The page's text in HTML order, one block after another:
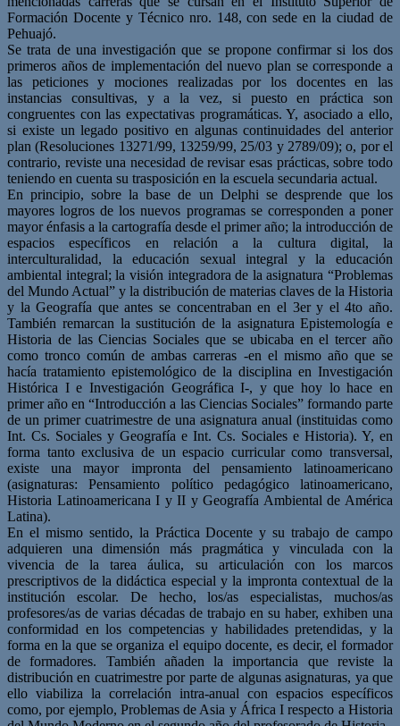
Formación Docente y Técnico nro. 148, con sede en la ciudad de
Pehuajó.
Se trata de una investigación que se propone confirmar si los dos
primeros años de implementación del nuevo plan se corresponde a
las peticiones y mociones realizadas por los docentes en las
instancias consultivas, y a la vez, si puesto en práctica son
congruentes con las expectativas programáticas. Y, asociado a ello,
si existe un legado positivo en algunas continuidades del anterior
plan (Resoluciones 13271/99, 13259/99, 25/03 y 2789/09); o, por el
contrario, reviste una necesidad de revisar esas prácticas, sobre todo
teniendo en cuenta su trasposición en la escuela secundaria actual.
En principio, sobre la base de un Delphi se desprende que los
mayores logros de los nuevos programas se corresponden a poner
mayor énfasis a la cartografía desde el primer año; la introducción de
espacios específicos en relación a la cultura digital, la
interculturalidad, la educación sexual integral y la educación
ambiental integral; la visión integradora de la asignatura “Problemas
del Mundo Actual” y la distribución de materias claves de la Historia
y la Geografía que antes se concentraban en el 3er y el 4to año.
También remarcan la sustitución de la asignatura Epistemología e
Historia de las Ciencias Sociales que se ubicaba en el tercer año
como tronco común de ambas carreras -en el mismo año que se
hacía tratamiento epistemológico de la disciplina en Investigación
Histórica I e Investigación Geográfica I-, y que hoy lo hace en
primer año en “Introducción a las Ciencias Sociales” formando parte
de un primer cuatrimestre de una asignatura anual (instituidas como
Int. Cs. Sociales y Geografía e Int. Cs. Sociales e Historia). Y, en
forma tanto exclusiva de un espacio curricular como transversal,
existe una mayor impronta del pensamiento latinoamericano
(asignaturas: Pensamiento político pedagógico latinoamericano,
Historia Latinoamericana I y II y Geografía Ambiental de América
Latina).
En el mismo sentido, la Práctica Docente y su trabajo de campo
adquieren una dimensión más pragmática y vinculada con la
vivencia de la tarea áulica, su articulación con los marcos
prescriptivos de la didáctica especial y la impronta contextual de la
institución escolar. De hecho, los/as especialistas, muchos/as
profesores/as de varias décadas de trabajo en su haber, exhiben una
conformidad en los competencias y habilidades pretendidas, y la
forma en la que se organiza el equipo docente, es decir, el formador
de formadores. También añaden la importancia que reviste la
distribución en cuatrimestre por parte de algunas asignaturas, ya que
ello viabiliza la correlación intra-anual con espacios específicos
como, por ejemplo, Problemas de Asia y África I respecto a Historia